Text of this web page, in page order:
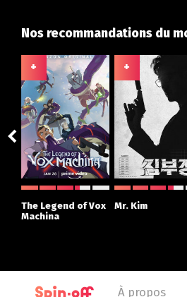
Nos recommandations du
+
The Legend of Vox
Machina
+
Mr. Kim
À propos